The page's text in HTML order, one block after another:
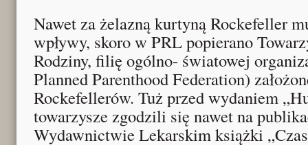
Nawet za żelazną kurtyną Rockefeller
wpływy, skoro w PRL popierano
Rodziny, filię ogólno- światowej
Planned Parenthood Federation)
Rockefellerów. Tuż przed wydaniem
towarzysze zgodzili się nawet na
Wydawnictwie Lekarskim książki „Czas